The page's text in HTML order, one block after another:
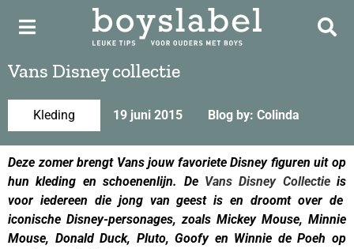
Vans Disney collectie
Kleding 19 juni 2015 Blog by: Colinda
Deze zomer brengt Vans jouw favoriete Disney figuren uit op
hun kleding en schoenenlijn. De Vans Disney Collectieis
voor iedereen die jong van geest is en droomt over de
iconische Disney-personages, zoals Mickey Mouse, Minnie
Mouse, Donald Duck, Pluto, Goofy en Winnie de Poeh op